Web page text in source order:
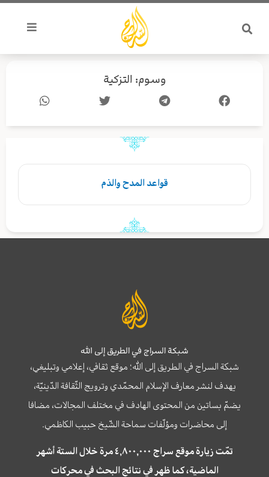
تخطي
المحتوى
وسوم: التزكية
قواعد المدح والذم
شبكة السراج في الطريق إلى الله
شبكة السراج في الطريق إلى الله؛ موقع ثقافي، إعلامي وتبليغي،
يهدف لنشر معارف الإسلام المحمّدي وترويج الثّقافة الدّينيّة،
يضمّ بساتين من المحتوى الهادف في مختلف المجالات، مضافا
إلى محاضرات ومؤلّفات سماحة الشّيخ حبيب الكاظمي.
تمّت زيارة موقع سراج ٤,٨٠٠,٠٠٠ مرة خلال الستة أشهر
الماضية، كما ظهر في نتائج البحث في محركات